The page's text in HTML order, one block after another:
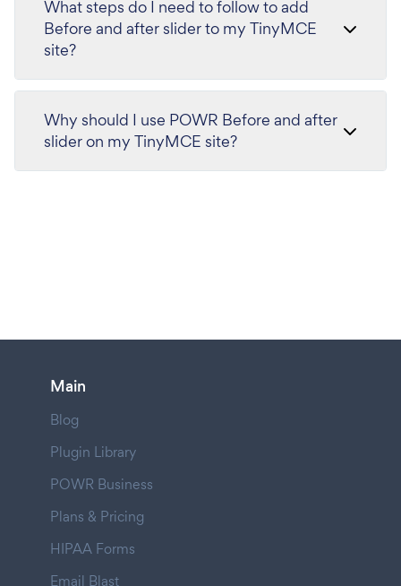
What steps do I need to follow to add
Before and after slider to my TinyMCE
site?
Why should I use POWR Before and after
slider on my TinyMCE site?
Main
Blog
Plugin Library
POWR Business
Plans & Pricing
HIPAA Forms
Email Blast